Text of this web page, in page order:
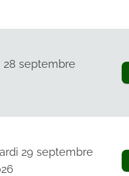
28 septembre
29 septembre